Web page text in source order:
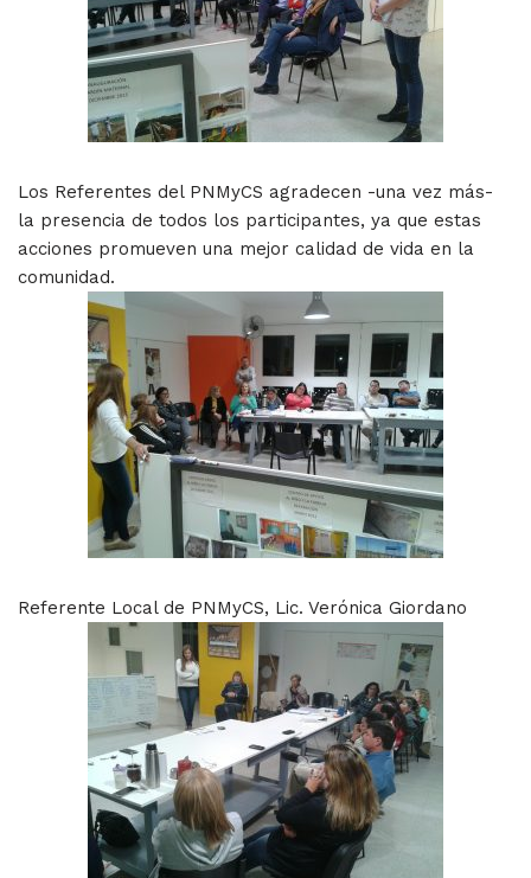
Los Referentes del PNMyCS agradecen -una vez más-
la presencia de todos los participantes, ya que estas
acciones promueven una mejor calidad de vida en la
comunidad.
Referente Local de PNMyCS, Lic. Verónica Giordano